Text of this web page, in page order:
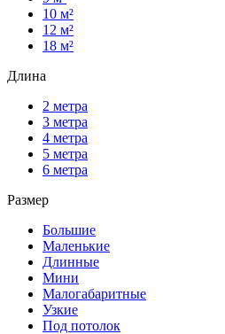
10 м²
12 м²
18 м²
Длина
2 метра
3 метра
4 метра
5 метра
6 метра
Размер
Большие
Маленькие
Длинные
Мини
Малогабаритные
Узкие
Под потолок